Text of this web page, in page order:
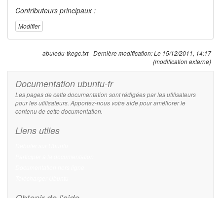
Contributeurs principaux :
Modifier
abuledu-tkegc.txt Dernière modification:Le 15/12/2011, 14:17
(modification externe)
Documentation ubuntu-fr
Les pages de cette documentation sont rédigées par les utilisateurs
pour les utilisateurs. Apportez-nous votre aide pour améliorer le
contenu de cette documentation.
Liens utiles